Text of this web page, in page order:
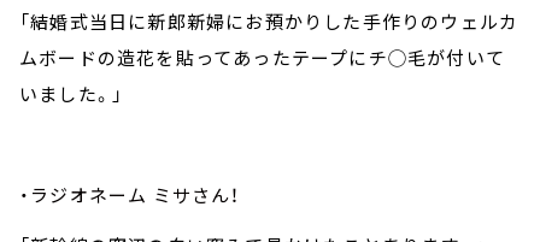
「結婚式当日に新郎新婦にお預かりした手作りのウェルカ
ムボードの造花を貼ってあったテープにチ◯毛が付いて
いました。」
・ラジオネーム ミサさん！